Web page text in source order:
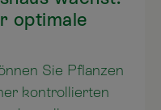
optimale
Sie Pflanzen
kontrollierten